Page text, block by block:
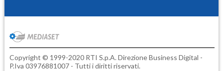
Copyright © 1999-2020 RTI S.p.A. Direzione Business Digital -
P.Iva 03976881007 - Tutti i diritti riservati.